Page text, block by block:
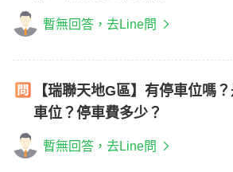
暫無回答，去Line問
【瑞聯天地G區】有停車位嗎
車位？停車費多少？
暫無回答，去Line問